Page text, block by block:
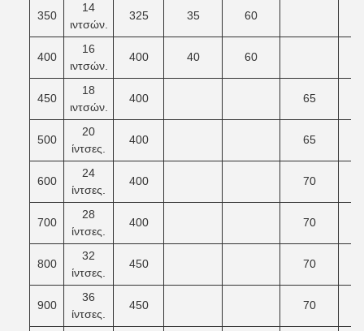
350
14
ιντσών.
325 35 60
400
16
ιντσών.
400 40 60
450
18
ιντσών.
400 65
500
20
ίντσες.
400 65
600
24
ίντσες.
400 70
700
28
ίντσες.
400 70
800
32
ίντσες.
450 70
900
36
ίντσες.
450 70